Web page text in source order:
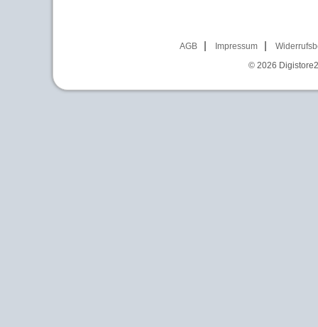
AGB Impressum
© 2026